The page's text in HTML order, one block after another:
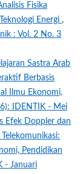
Fisika
Energi ,
: Vol. 2 No. 3
Sastra Arab
Berbasis
Ilmu Ekonomi,
IDENTIK - Mei
Efek Doppler dan
Pendidikan
- Januari